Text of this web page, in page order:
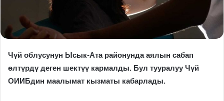
Чүй облусунун Ысык-Ата районунда аялын сабап
өлтүрдү деген шектүү кармалды. Бул тууралуу Чүй
ОИИБдин маалымат кызматы кабарлады.